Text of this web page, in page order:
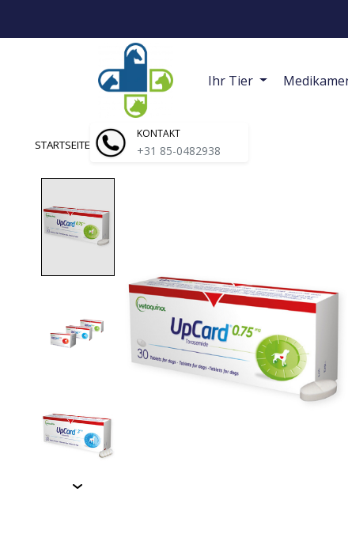
Ihr Tier
KONTAKT
+31 85-0482938
STARTSEITE / UPCARD HUND | TABLETTEN